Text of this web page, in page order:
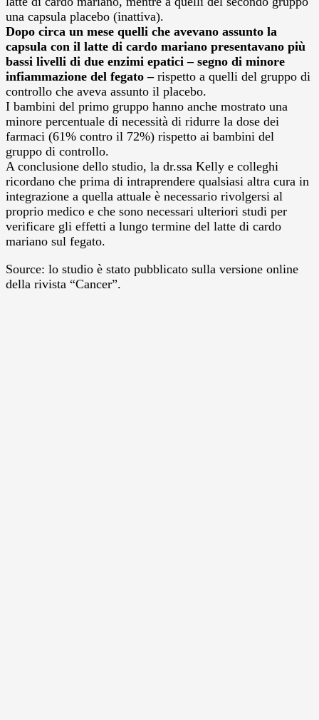
una capsula placebo (inattiva).
Dopo circa un mese quelli che avevano assunto la
capsula con il latte di cardo mariano presentavano più
bassi livelli di due enzimi epatici – segno di minore
infiammazione del fegato –rispetto a quelli del gruppo di
controllo che aveva assunto il placebo.
I bambini del primo gruppo hanno anche mostrato una
minore percentuale di necessità di ridurre la dose dei
farmaci (61% contro il 72%) rispetto ai bambini del
gruppo di controllo.
A conclusione dello studio, la dr.ssa Kelly e colleghi
ricordano che prima di intraprendere qualsiasi altra cura in
integrazione a quella attuale è necessario rivolgersi al
proprio medico e che sono necessari ulteriori studi per
verificare gli effetti a lungo termine del latte di cardo
mariano sul fegato.
Source: lo studio è stato pubblicato sulla versione online
della rivista “Cancer”.